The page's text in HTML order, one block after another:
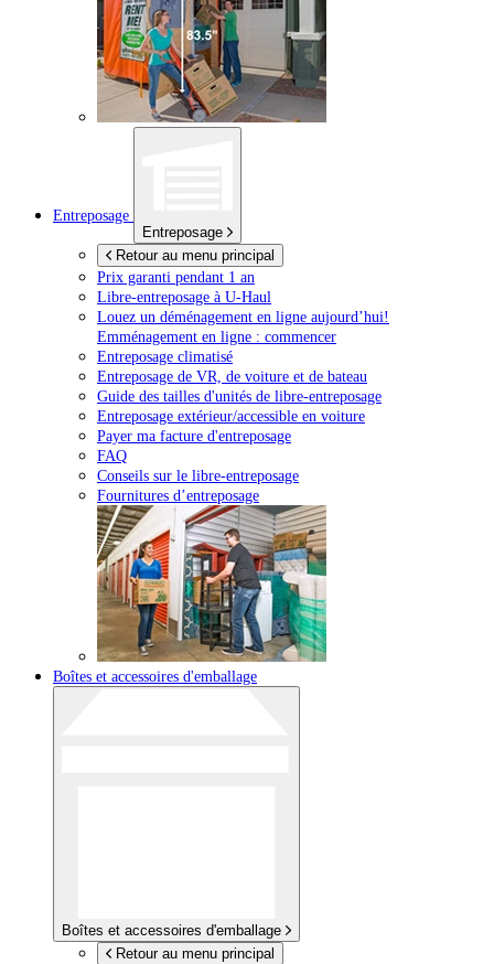
Entreposage
Entreposage
Retour au menu principal
Prix garanti pendant 1 an
Libre-entreposage à U-Haul
Louez un déménagement en ligne aujourd’hui!
Emménagement en ligne : commencer
Entreposage climatisé
Entreposage de VR, de voiture et de bateau
Guide des tailles d'unités de libre-entreposage
Entreposage extérieur/accessible en voiture
Payer ma facture d'entreposage
FAQ
Conseils sur le libre-entreposage
Fournitures d’entreposage
Boîtes et accessoires d'emballage
Boîtes et accessoires d'emballage
Retour au menu principal